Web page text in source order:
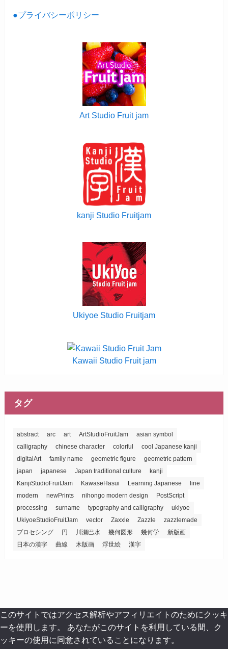
●プライバシーポリシー
Art Studio Fruit jam
kanji Studio Fruitjam
Ukiyoe Studio Fruitjam
Kawaii Studio Fruit jam
タグ
abstract arc art ArtStudioFruitJam
asian symbol
calligraphy
chinese character colorful
cool Japanese kanji
digitalArt
family name geometric figure
geometric pattern
japan
japanese Japan traditional culture
kanji
KanjiStudioFruitJam
KawaseHasui Learning Japanese
line
modern
newPrints nihongo modern design
PostScript
processing
surname typography and calligraphy
ukiyoe
UkiyoeStudioFruitJam
vector Zaxxle Zazzle
zazzlemade
プロセシング
円 川瀬巴水 幾何図形 幾何学
新版画
日本の漢字
曲線 木版画 浮世絵 漢字
このサイトではアクセス解析やアフィリエイトのためにクッキ
ーを使用します。 あなたがこのサイトを利用している間、ク
ッキーの使用に同意されていることになります。